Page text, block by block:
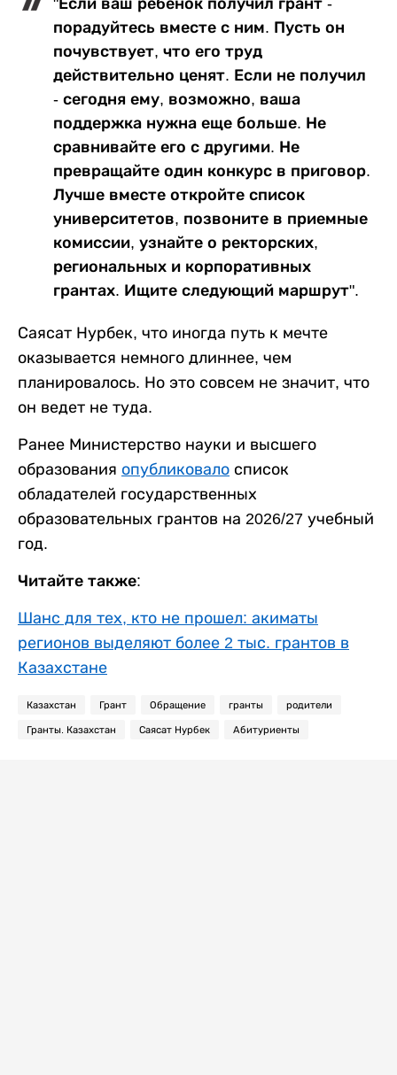
порадуйтесь вместе с ним. Пусть он
почувствует, что его труд
действительно ценят. Если не получил
- сегодня ему, возможно, ваша
поддержка нужна еще больше. Не
сравнивайте его с другими. Не
превращайте один конкурс в приговор.
Лучше вместе откройте список
университетов, позвоните в приемные
комиссии, узнайте о ректорских,
региональных и корпоративных
грантах. Ищите следующий маршрут".
Саясат Нурбек, что иногда путь к мечте
оказывается немного длиннее, чем
планировалось. Но это совсем не значит, что
он ведет не туда.
Ранее Министерство науки и высшего
образования опубликовало список
обладателей государственных
образовательных грантов на 2026/27 учебный
год.
Читайте также:
Шанс для тех, кто не прошел: акиматы
регионов выделяют более 2 тыс. грантов в
Казахстане
Казахстан Грант Обращение гранты родители
Гранты. Казахстан Саясат Нурбек Абитуриенты